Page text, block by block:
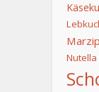
Nutella